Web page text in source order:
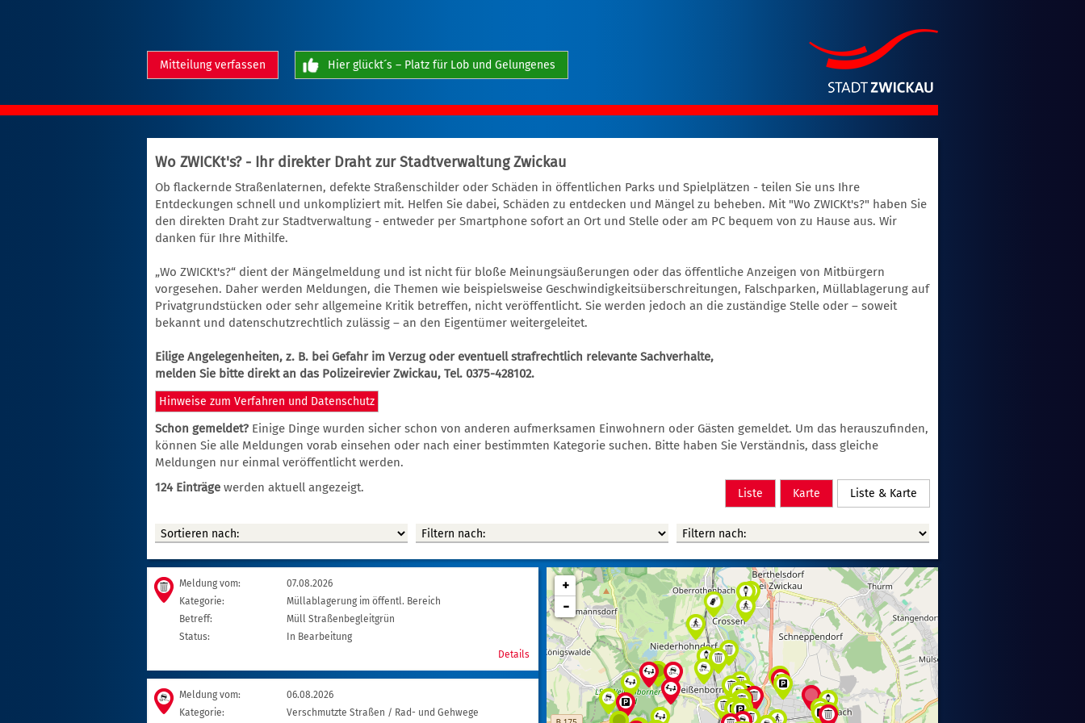
Mitteilung verfassen Hier glückt´s – Platz für Lob und Gelungenes
Wo ZWICKt's? - Ihr direkter Draht zur Stadtverwaltung Zwickau
Ob flackernde Straßenlaternen, defekte Straßenschilder oder Schäden in öffentlichen Parks und Spielplätzen - teilen Sie uns Ihre
Entdeckungen schnell und unkompliziert mit. Helfen Sie dabei, Schäden zu entdecken und Mängel zu beheben. Mit "Wo ZWICKt's?" haben Sie
den direkten Draht zur Stadtverwaltung - entweder per Smartphone sofort an Ort und Stelle oder am PC bequem von zu Hause aus. Wir
danken für Ihre Mithilfe.
„Wo ZWICKt's?“ dient der Mängelmeldung und ist nicht für bloße Meinungsäußerungen oder das öffentliche Anzeigen von Mitbürgern
vorgesehen. Daher werden Meldungen, die Themen wie beispielsweise Geschwindigkeitsüberschreitungen, Falschparken, Müllablagerung auf
Privatgrundstücken oder sehr allgemeine Kritik betreffen, nicht veröffentlicht. Sie werden jedoch an die zuständige Stelle oder – soweit
bekannt und datenschutzrechtlich zulässig – an den Eigentümer weitergeleitet.
Eilige Angelegenheiten, z. B. bei Gefahr im Verzug oder eventuell strafrechtlich relevante Sachverhalte,
melden Sie bitte direkt an das Polizeirevier Zwickau, Tel. 0375-428102.
Hinweise zum Verfahren und Datenschutz
Schon gemeldet? Einige Dinge wurden sicher schon von anderen aufmerksamen Einwohnern oder Gästen gemeldet. Um das herauszufinden,
können Sie alle Meldungen vorab einsehen oder nach einer bestimmten Kategorie suchen. Bitte haben Sie Verständnis, dass gleiche
Meldungen nur einmal veröffentlicht werden.
124 Einträge werden aktuell angezeigt. Liste Karte Liste & Karte
Meldung vom:
07.08.2026
Kategorie:
Müllablagerung im öffentl. Bereich
Betreff:
Müll Straßenbegleitgrün
Status:
In Bearbeitung
Details
Meldung vom:
06.08.2026
Kategorie:
Verschmutzte Straßen / Rad- und Gehwege
+
-